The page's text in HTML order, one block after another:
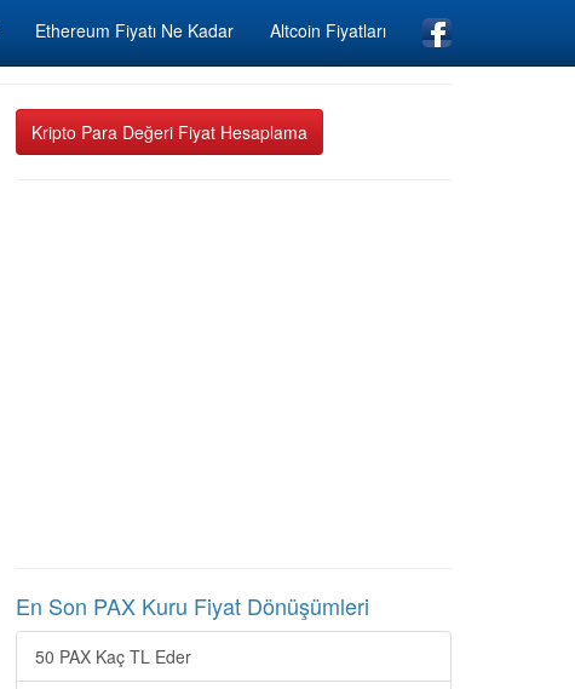
Ethereum Fiyatı Ne Kadar Altcoin Fiyatları
Kripto Para Değeri Fiyat Hesaplama
En Son PAX Kuru Fiyat Dönüşümleri
50 PAX Kaç TL Eder